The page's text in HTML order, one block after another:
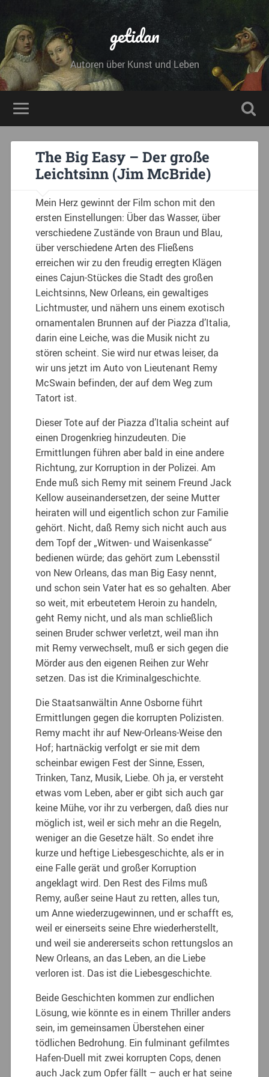
getidan
Autoren über Kunst und Leben
The Big Easy – Der große
Leichtsinn (Jim McBride)
Mein Herz gewinnt der Film schon mit den
ersten Einstellungen: Über das Wasser, über
verschiedene Zustände von Braun und Blau,
über verschiedene Arten des Fließens
erreichen wir zu den freudig erregten Klägen
eines Cajun-Stückes die Stadt des großen
Leichtsinns, New Orleans, ein gewaltiges
Lichtmuster, und nähern uns einem exotisch
ornamentalen Brunnen auf der Piazza d’Italia,
darin eine Leiche, was die Musik nicht zu
stören scheint. Sie wird nur etwas leiser, da
wir uns jetzt im Auto von Lieutenant Remy
McSwain befinden, der auf dem Weg zum
Tatort ist.
Dieser Tote auf der Piazza d’Italia scheint auf
einen Drogenkrieg hinzudeuten. Die
Ermittlungen führen aber bald in eine andere
Richtung, zur Korruption in der Polizei. Am
Ende muß sich Remy mit seinem Freund Jack
Kellow auseinandersetzen, der seine Mutter
heiraten will und eigentlich schon zur Familie
gehört. Nicht, daß Remy sich nicht auch aus
dem Topf der „Witwen- und Waisenkasse“
bedienen würde; das gehört zum Lebensstil
von New Orleans, das man Big Easy nennt,
und schon sein Vater hat es so gehalten. Aber
so weit, mit erbeutetem Heroin zu handeln,
geht Remy nicht, und als man schließlich
seinen Bruder schwer verletzt, weil man ihn
mit Remy verwechselt, muß er sich gegen die
Mörder aus den eigenen Reihen zur Wehr
setzen. Das ist die Kriminalgeschichte.
Die Staatsanwältin Anne Osborne führt
Ermittlungen gegen die korrupten Polizisten.
Remy macht ihr auf New-Orleans-Weise den
Hof; hartnäckig verfolgt er sie mit dem
scheinbar ewigen Fest der Sinne, Essen,
Trinken, Tanz, Musik, Liebe. Oh ja, er versteht
etwas vom Leben, aber er gibt sich auch gar
keine Mühe, vor ihr zu verbergen, daß dies nur
möglich ist, weil er sich mehr an die Regeln,
weniger an die Gesetze hält. So endet ihre
kurze und heftige Liebesgeschichte, als er in
eine Falle gerät und großer Korruption
angeklagt wird. Den Rest des Films muß
Remy, außer seine Haut zu retten, alles tun,
um Anne wiederzugewinnen, und er schafft es,
weil er einerseits seine Ehre wiederherstellt,
und weil sie andererseits schon rettungslos an
New Orleans, an das Leben, an die Liebe
verloren ist. Das ist die Liebesgeschichte.
Beide Geschichten kommen zur endlichen
Lösung, wie könnte es in einem Thriller anders
sein, im gemeinsamen Überstehen einer
tödlichen Bedrohung. Ein fulminant gefilmtes
Hafen-Duell mit zwei korrupten Cops, denen
auch Jack zum Opfer fällt – auch er hat seine